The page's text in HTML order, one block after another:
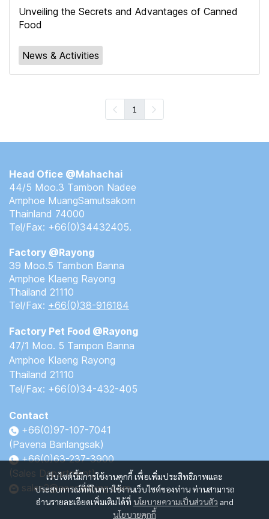
Unveiling the Secrets and Advantages of Canned
Food
News & Activities
1
เว็บไซต์นี้มีการใช้งานคุกกี้ เพื่อเพิ่มประสิทธิภาพและ
ประสบการณ์ที่ดีในการใช้งานเว็บไซต์ของท่าน ท่านสามารถ
อ่านรายละเอียดเพิ่มเติมได้ที่ นโยบายความเป็นส่วนตัว and
นโยบายคุกกี้
Head Ofice @Mahachai
44/5 Moo.3 Tambon Nadee
Amphoe MuangSamutsakorn
Thainland 74000
Tel/Fax: +66(0)34432405.
Factory @Rayong
39 Moo.5 Tambon Banna
Amphoe Klaeng Rayong
Thailand 21110
Tel/Fax: +66(0)38-916184
Factory Pet Food @Rayong
47/1 Moo. 5 Tampon Banna
Amphoe Klaeng Rayong
Thailand 21110
Tel/Fax: +66(0)34-432-405
Contact
+66(0)97-107-7041
(Pavena Banlangsak)
+66(0)63-237-3900
(Sales Department)
sales2@aeccanning.com